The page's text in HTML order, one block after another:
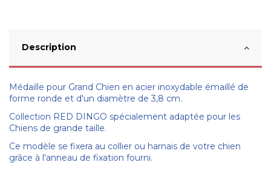
Description
Médaille pour Grand Chien en acier inoxydable émaillé de
forme ronde et d'un diamètre de 3,8 cm.
Collection RED DINGO spécialement adaptée pour les
Chiens de grande taille.
Ce modèle se fixera au collier ou harnais de votre chien
grâce à l'anneau de fixation fourni.